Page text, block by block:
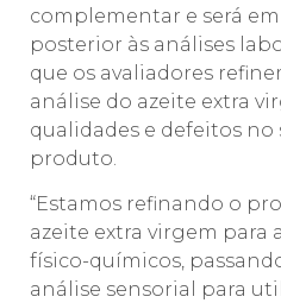
complementar e será
posterior às análises
que os avaliadores
análise do azeite extra
qualidades e defeitos no
produto.
“Estamos refinando o
azeite extra virgem para
físico-químicos,
análise sensorial para